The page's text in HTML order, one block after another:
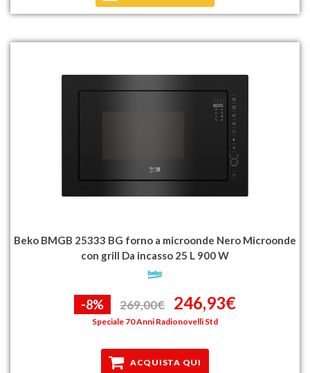
Beko BMGB 25333 BG forno a microonde Nero Microonde
con grill Da incasso 25 L 900 W
-8% 269,00€ 246,93€
Speciale 70 Anni Radionovelli Std
ACQUISTA QUI